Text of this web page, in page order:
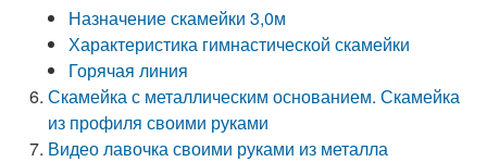
Назначение скамейки 3,0м
Характеристика гимнастической скамейки
Горячая линия
Скамейка с металлическим основанием. Скамейка
из профиля своими руками
Видео лавочка своими руками из металла